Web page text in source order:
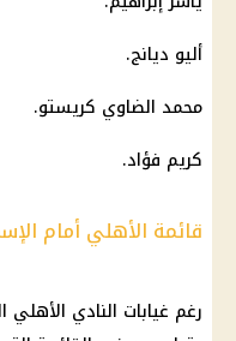
أليو ديانج.
محمد الضاوي كريستو.
كريم فؤاد.
قائمة الأهلي أمام
رغم غيابات النادي الأهلي